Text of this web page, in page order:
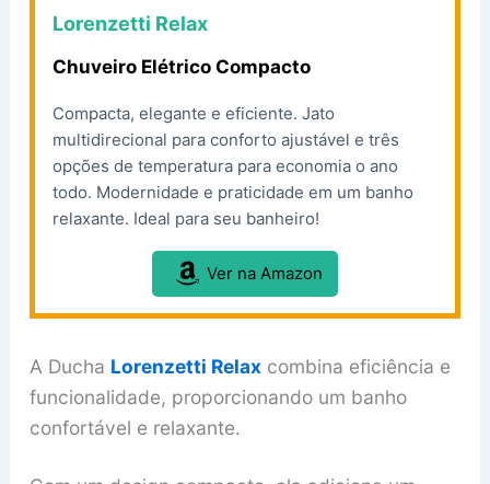
Lorenzetti Relax
Chuveiro Elétrico Compacto
Compacta, elegante e eficiente. Jato
multidirecional para conforto ajustável e três
opções de temperatura para economia o ano
todo. Modernidade e praticidade em um banho
relaxante. Ideal para seu banheiro!
Ver na Amazon
A Ducha Lorenzetti Relaxcombina eficiência e
funcionalidade, proporcionando um banho
confortável e relaxante.